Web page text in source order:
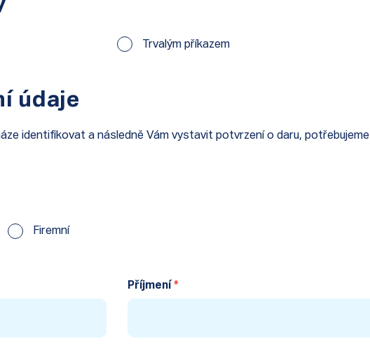
Trvalým příkazem
údaje
identifikovat a následně Vám vystavit potvrzení o daru, potřebujeme
Firemní
Příjmení